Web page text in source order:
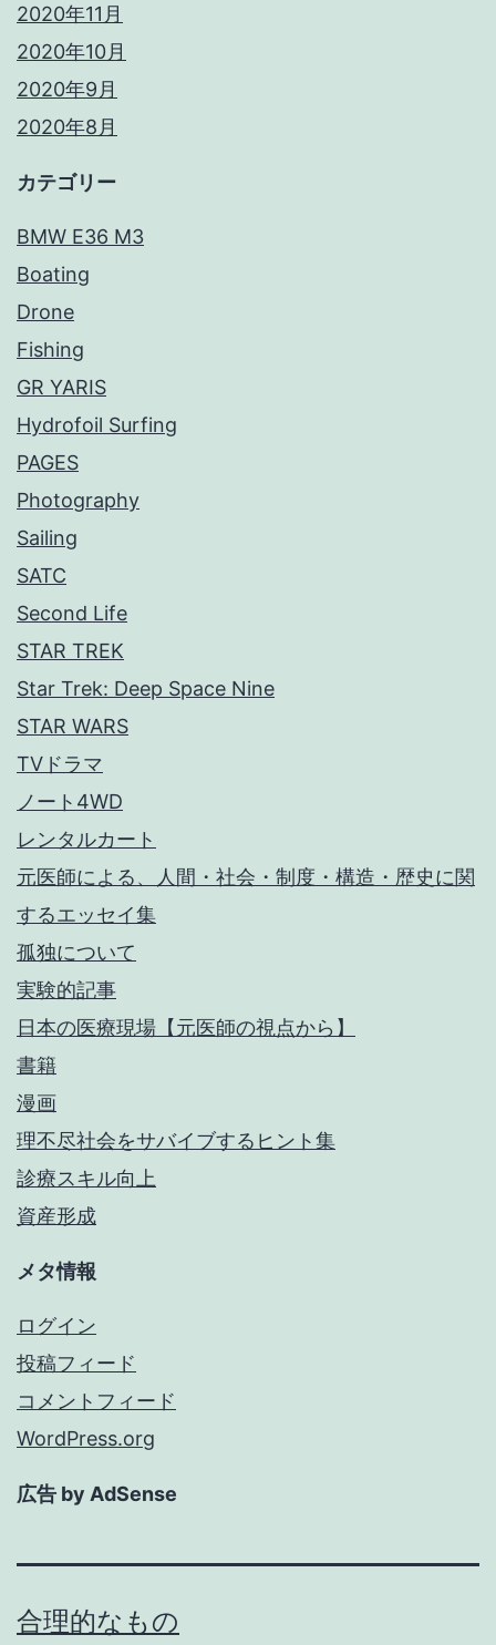
2020年11月
2020年10月
2020年9月
2020年8月
カテゴリー
BMW E36 M3
Boating
Drone
Fishing
GR YARIS
Hydrofoil Surfing
PAGES
Photography
Sailing
SATC
Second Life
STAR TREK
Star Trek: Deep Space Nine
STAR WARS
TVドラマ
ノート4WD
レンタルカート
元医師による、人間・社会・制度・構造・歴史に関
するエッセイ集
孤独について
実験的記事
日本の医療現場【元医師の視点から】
書籍
漫画
理不尽社会をサバイブするヒント集
診療スキル向上
資産形成
メタ情報
ログイン
投稿フィード
コメントフィード
WordPress.org
広告 by AdSense
合理的なもの